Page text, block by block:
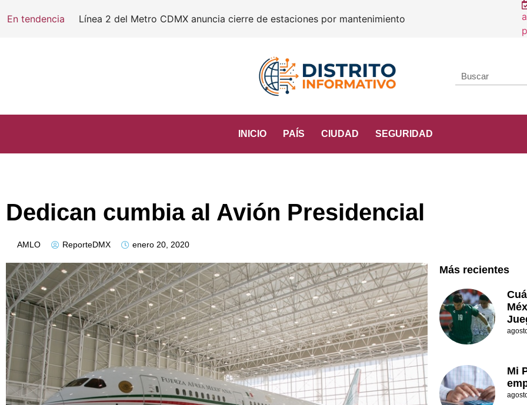
En tendencia Constancia de Situación
INICIO PAÍS CIUDAD SEGURIDAD
Dedican cumbia al Avión Presidencial
AMLO ReporteDMX enero 20, 2020
Más recientes
Mi